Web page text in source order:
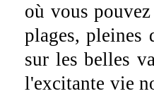
où vous
plages, pleines
sur les belles
l'excitante vie